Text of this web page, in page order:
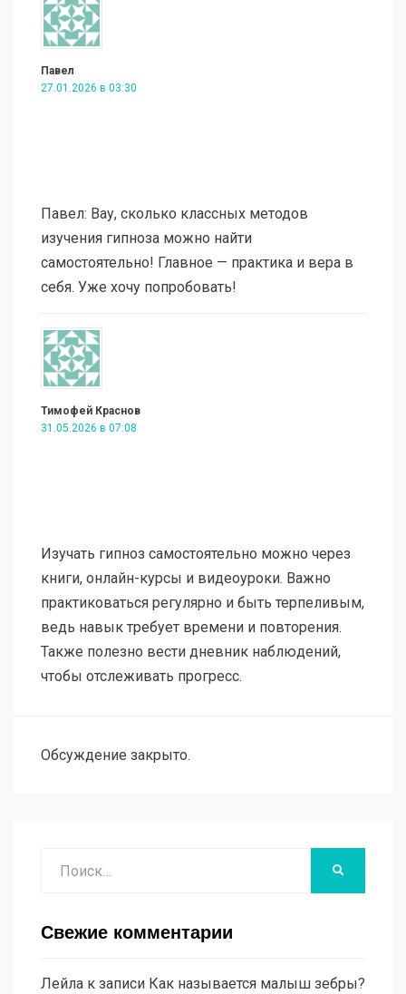
Павел
27.01.2026 в 03:30
Павел: Вау, сколько классных методов
изучения гипноза можно найти
самостоятельно! Главное — практика и вера в
себя. Уже хочу попробовать!
Тимофей Краснов
31.05.2026 в 07:08
Изучать гипноз самостоятельно можно через
книги, онлайн-курсы и видеоуроки. Важно
практиковаться регулярно и быть терпеливым,
ведь навык требует времени и повторения.
Также полезно вести дневник наблюдений,
чтобы отслеживать прогресс.
Обсуждение закрыто.
Свежие комментарии
Лейла к записи Как называется малыш зебры?